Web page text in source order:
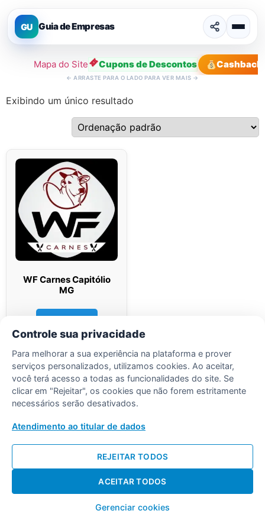
GU Guia de Empresas
Mapa do Site Cupons de Descontos Cashback
← ARRASTE PARA O LADO PARA VER MAIS →
Exibindo um único resultado
WF Carnes Capitólio
MG
Controle sua privacidade
Para melhorar a sua experiência na plataforma e prover
serviços personalizados, utilizamos cookies. Ao aceitar,
você terá acesso a todas as funcionalidades do site. Se
clicar em "Rejeitar", os cookies que não forem estritamente
necessários serão desativados.
Atendimento ao titular de dados
Gerenciar cookies
REJEITAR TODOS
ACEITAR TODOS